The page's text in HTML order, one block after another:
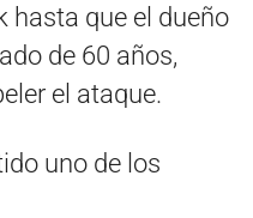
hasta que el dueño
de 60 años,
el ataque.
uno de los